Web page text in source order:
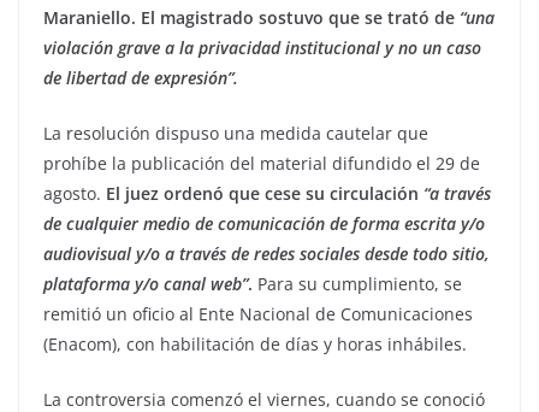
Maraniello. El magistrado sostuvo que se trató de “una
violación grave a la privacidad institucional y no un caso
de libertad de expresión”.
La resolución dispuso una medida cautelar que
prohíbe la publicación del material difundido el 29 de
agosto. El juez ordenó que cese su circulación “a través
de cualquier medio de comunicación de forma escrita y/o
audiovisual y/o a través de redes sociales desde todo sitio,
plataforma y/o canal web”. Para su cumplimiento, se
remitió un oficio al Ente Nacional de Comunicaciones
(Enacom), con habilitación de días y horas inhábiles.
La controversia comenzó el viernes, cuando se conoció